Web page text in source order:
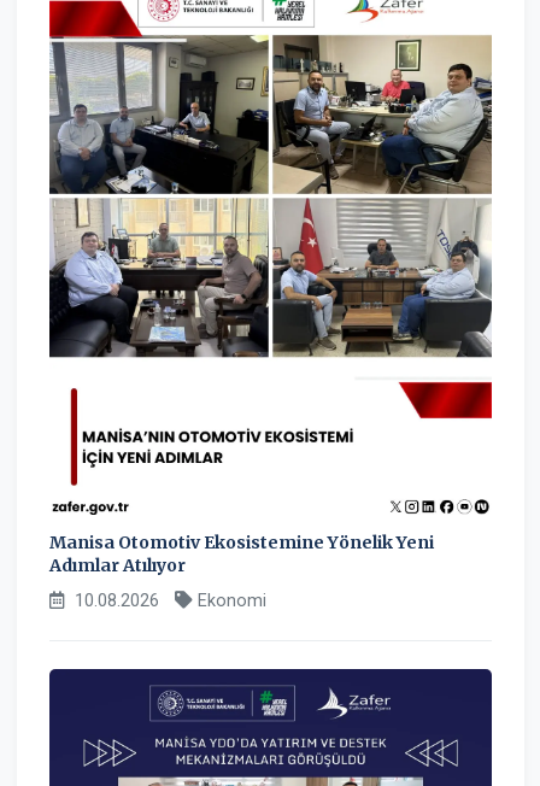
Manisa Otomotiv Ekosistemine Yönelik Yeni
Adımlar Atılıyor
10.08.2026 Ekonomi